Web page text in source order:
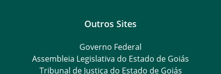
Outros Sites
Governo Federal
Assembleia Legislativa do Estado de Goiás
Tribunal de Justiça do Estado de Goiás